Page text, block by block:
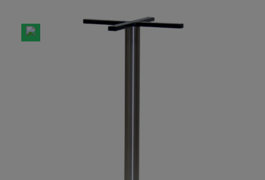
verblendet und wirkt so besonders edel. Für
Tischplatten geeignet:- 110x70cm- 120x70cm-
120x80cm- 140x70cm